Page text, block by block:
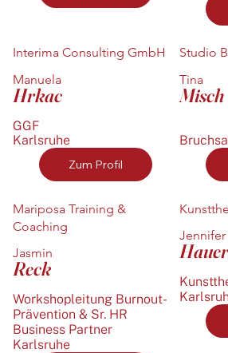
Interima Consulting GmbH
Manuela
Hrkac
GGF
Karlsruhe
Zum Profil
Studio B
Tina
Misch
Mariposa Training &
Coaching
Jasmin
Reck
Workshopleitung Burnout-
Prävention & Sr. HR
Business Partner
Karlsruhe
Jennifer
Hauer